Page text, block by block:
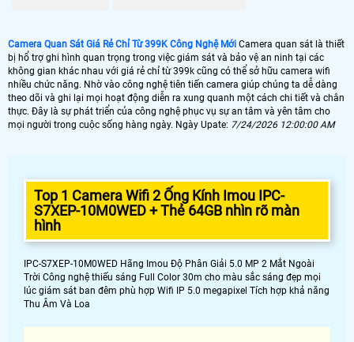
CAMERA CÓ CHỨC NĂNG ZOOM QUANG LẮP CAMERA CÓ THU ÂM
CAMERA CÓ MÀU BAN ĐÊM CAMERA CÓ WIFI
Dưới đây là vô vàn camera quan sát giá rẻ chính hãng chất lượng cao dành
cho bạn lựa chọn
Camera Quan Sát Giá Rẻ Chỉ Từ 399K Công Nghệ Mới Camera quan sát là thiết
bị hổ trợ ghi hình quan trọng trong việc giám sát và bảo vệ an ninh tại các
không gian khác nhau với giá rẻ chỉ từ 399k cũng có thể sở hữu camera wifi
nhiều chức năng. Nhờ vào công nghệ tiên tiến camera giúp chúng ta dễ dàng
theo dõi và ghi lại mọi hoạt động diễn ra xung quanh một cách chi tiết và chân
thực. Đây là sự phát triển của công nghệ phục vụ sự an tâm và yên tâm cho
mọi người trong cuộc sống hàng ngày. Ngày Upate: 7/24/2026 12:00:00 AM
Top 1 Camera Wifi 2 Ống Kính Imou IPC-
S7XEP-10M0WED + Thẻ 64GB nhìn rõ màn
hình
IPC-S7XEP-10M0WED Hãng Imou Độ Phân Giải 5.0 MP 2 Mắt Ngoài
Trời Công nghệ thiếu sáng Full Color 30m cho màu sắc sáng đẹp mọi
lúc giám sát ban đêm phù hợp Wifi IP 5.0 megapixel Tích hợp khả năng
Thu Âm Và Loa